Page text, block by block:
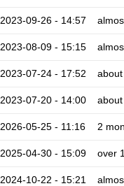
2023-09-26 - 14:57
2023-08-09 - 15:15
2023-07-24 - 17:52
2023-07-20 - 14:00
2026-05-25 - 11:16 2
2025-04-30 - 15:09 over
2024-10-22 - 15:21